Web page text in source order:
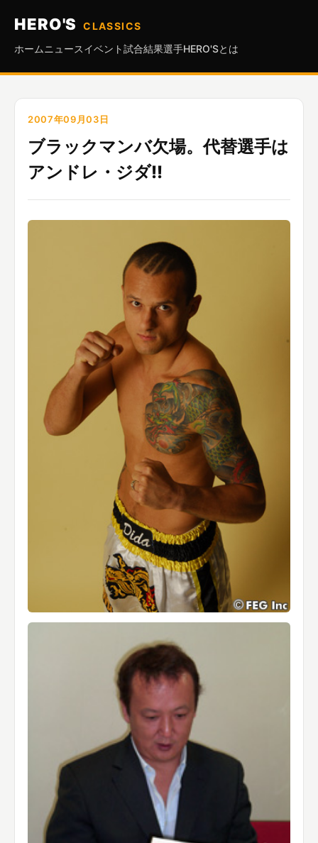
HERO'S
CLASSICS
ホーム ニュースイベント試合結果選手HERO'Sとは
2007年09月03日
ブラックマンバ欠場。代替選手は
アンドレ・ジダ!!